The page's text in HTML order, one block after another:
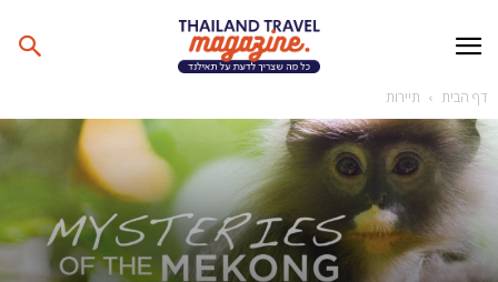
דף הבית תיירות